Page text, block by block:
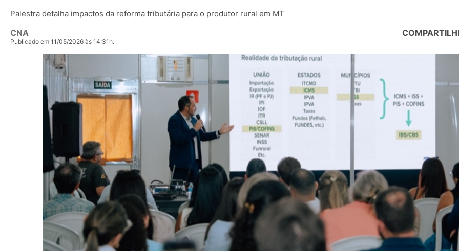
Palestra detalha impactos da reforma tributária para o produtor rural em MT
CNA
Publicado em 11/05/2026 às 14:31h.